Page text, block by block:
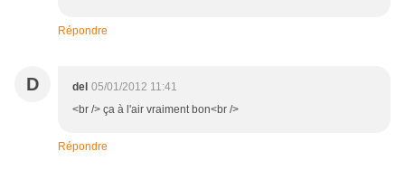
Répondre
D del 05/01/2012 11:41
<br /> ça à l'air vraiment bon<br />
Répondre